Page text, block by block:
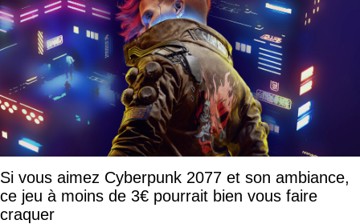
Si vous aimez Cyberpunk 2077 et son ambiance,
ce jeu à moins de 3€ pourrait bien vous faire
craquer